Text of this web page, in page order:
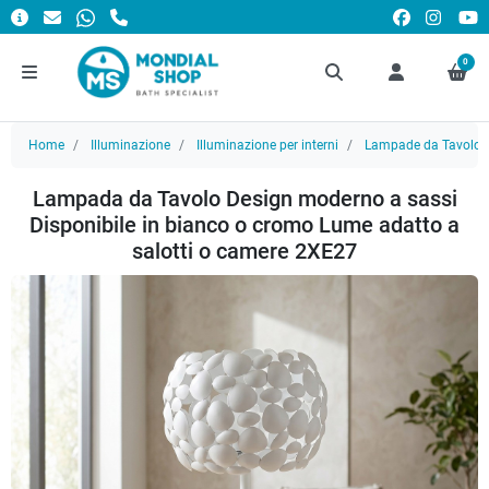
0
Home Illuminazione Illuminazione per interni Lampade da Tavolo
Lampada da Tavolo Design moderno a sassi
Disponibile in bianco o cromo Lume adatto a
salotti o camere 2XE27